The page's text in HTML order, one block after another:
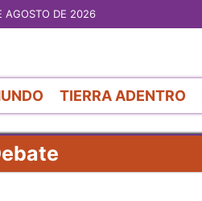
AGOSTO DE 2026
TIERRA ADENTRO